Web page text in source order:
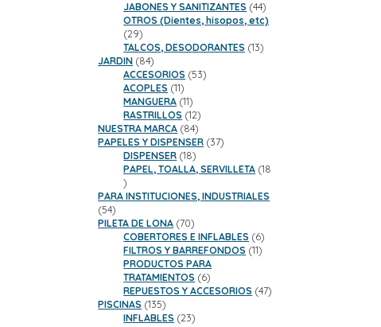
productos
JABONES Y SANITIZANTES 4444
productos
OTROS (Dientes, hisopos, etc)
2929
productos
TALCOS, DESODORANTES 1313
JARDIN 8484
productos
ACCESORIOS 5353
ACOPLES 1111
productos
MANGUERA 1111
productos
RASTRILLOS 1212
productos
NUESTRA MARCA 8484
productos
PAPELES Y DISPENSER 3737
DISPENSER 1818
productos
PAPEL, TOALLA, SERVILLETA 18
18
productos
PARA INSTITUCIONES, INDUSTRIALES
5454
productos
PILETA DE LONA 7070
productos
COBERTORES E INFLABLES 66
productos
FILTROS Y BARREFONDOS 1111
PRODUCTOS PARA
TRATAMIENTOS 66
productos
REPUESTOS Y ACCESORIOS 4747
PISCINAS 135135
productos
INFLABLES 2323